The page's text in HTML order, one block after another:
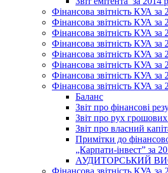
Фінансова звітність КУА за
Фінансова звітність КУА за
Фінансова звітність КУА за
Фінансова звітність КУА за
Фінансова звітність КУА за
Фінансова звітність КУА за
Фінансова звітність КУА за
Фінансова звітність КУА за
Баланс
Звіт про фінансові
Звіт про рух
Звіт про власний
Примітки до
„Карпати-інвест” за
АУДИТОРСЬКИЙ
Фінансова звітність КУА за